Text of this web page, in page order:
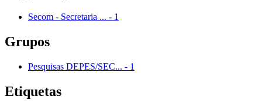
Secom - Secretaria ... - 1
Grupos
Pesquisas DEPES/SEC... - 1
Etiquetas